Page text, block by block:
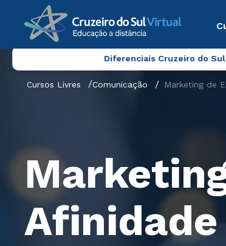
Diferenciais Cruzeiro do Sul
Cursos Livres Comunicação Marketing de